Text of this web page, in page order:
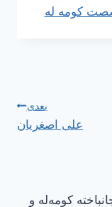
شصت کومه له
بعدی
علی اصغریان
جانباخته کومه‌له و